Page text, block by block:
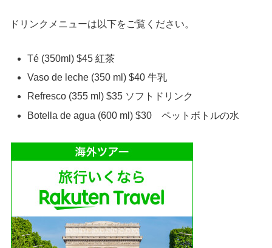
ドリンクメニューは以下をご覧ください。
Té (350ml) $45 紅茶
Vaso de leche (350 ml) $40 牛乳
Refresco (355 ml) $35 ソフトドリンク
Botella de agua (600 ml) $30 ペットボトルの水